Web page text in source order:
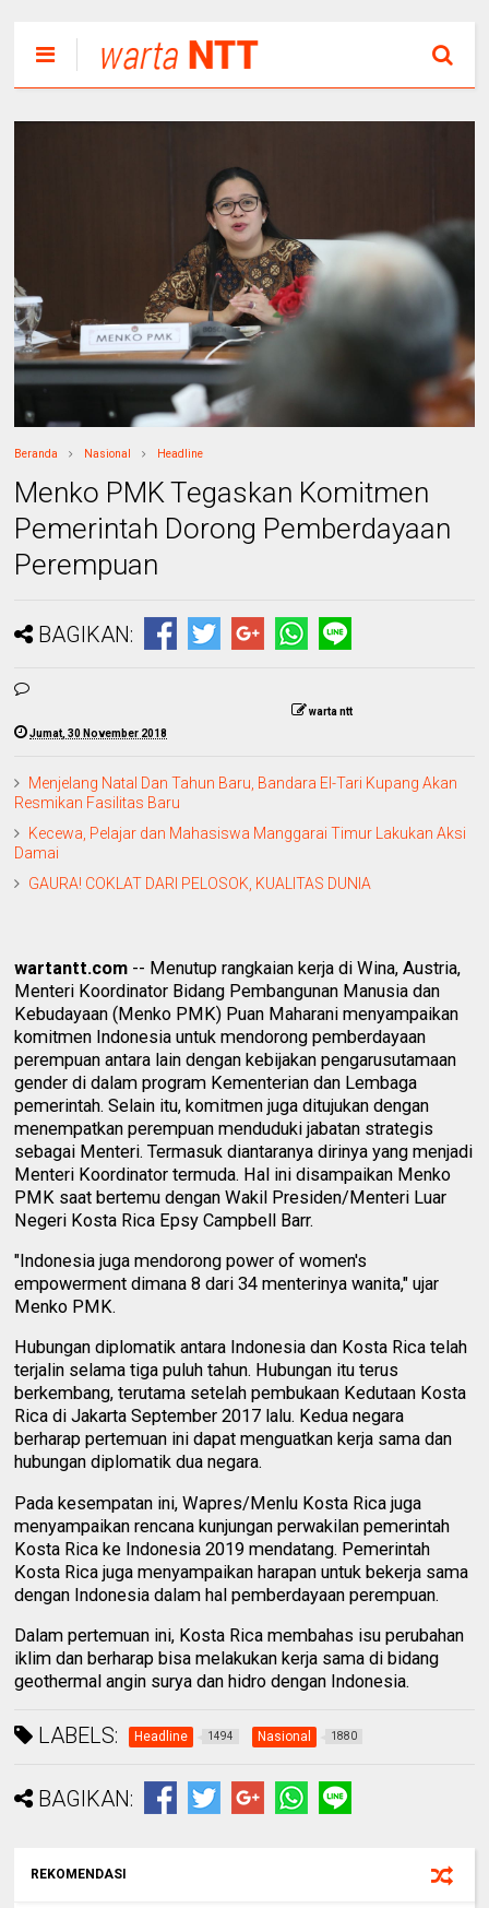
Beranda Nasional Headline
Menko PMK Tegaskan Komitmen
Pemerintah Dorong Pemberdayaan
Perempuan
BAGIKAN:
warta ntt
Jumat, 30 November 2018
Menjelang Natal Dan Tahun Baru, Bandara El-Tari Kupang Akan
Resmikan Fasilitas Baru
Kecewa, Pelajar dan Mahasiswa Manggarai Timur Lakukan Aksi
Damai
GAURA! COKLAT DARI PELOSOK, KUALITAS DUNIA
wartantt.com -- Menutup rangkaian kerja di Wina, Austria,
Menteri Koordinator Bidang Pembangunan Manusia dan
Kebudayaan (Menko PMK) Puan Maharani menyampaikan
komitmen Indonesia untuk mendorong pemberdayaan
perempuan antara lain dengan kebijakan pengarusutamaan
gender di dalam program Kementerian dan Lembaga
pemerintah. Selain itu, komitmen juga ditujukan dengan
menempatkan perempuan menduduki jabatan strategis
sebagai Menteri. Termasuk diantaranya dirinya yang menjadi
Menteri Koordinator termuda. Hal ini disampaikan Menko
PMK saat bertemu dengan Wakil Presiden/Menteri Luar
Negeri Kosta Rica Epsy Campbell Barr.
"Indonesia juga mendorong power of women's
empowerment dimana 8 dari 34 menterinya wanita," ujar
Menko PMK.
Hubungan diplomatik antara Indonesia dan Kosta Rica telah
terjalin selama tiga puluh tahun. Hubungan itu terus
berkembang, terutama setelah pembukaan Kedutaan Kosta
Rica di Jakarta September 2017 lalu. Kedua negara
berharap pertemuan ini dapat menguatkan kerja sama dan
hubungan diplomatik dua negara.
Pada kesempatan ini, Wapres/Menlu Kosta Rica juga
menyampaikan rencana kunjungan perwakilan pemerintah
Kosta Rica ke Indonesia 2019 mendatang. Pemerintah
Kosta Rica juga menyampaikan harapan untuk bekerja sama
dengan Indonesia dalam hal pemberdayaan perempuan.
Dalam pertemuan ini, Kosta Rica membahas isu perubahan
iklim dan berharap bisa melakukan kerja sama di bidang
geothermal angin surya dan hidro dengan Indonesia.
LABELS: Headline 1494 Nasional 1880
BAGIKAN:
REKOMENDASI